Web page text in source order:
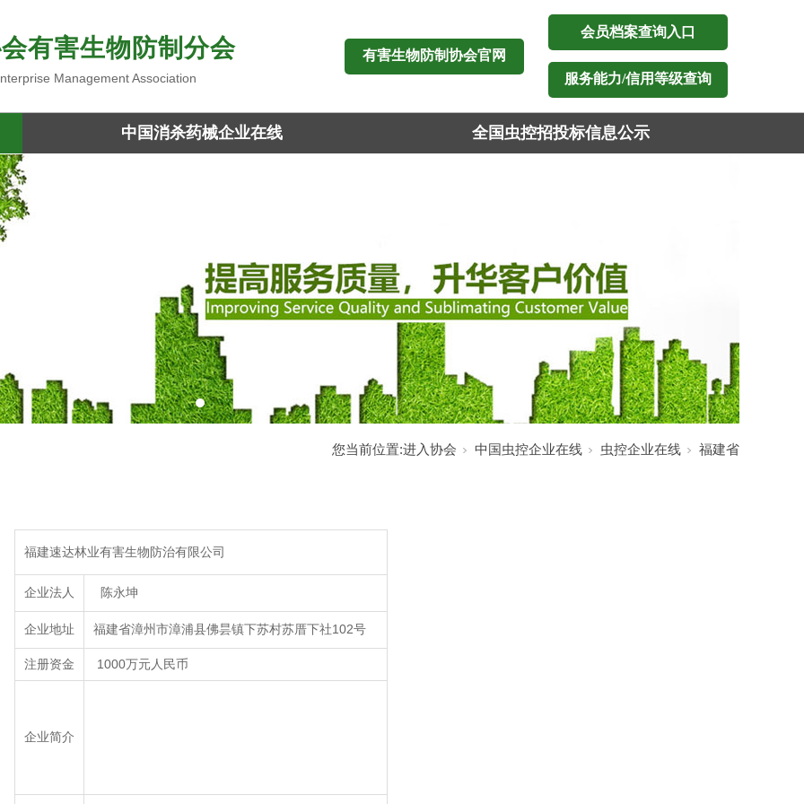
有害生物防制分会 有害生物防制协会官网
Management Association 服务能力/信用等级查询
会员档案查询入口
中国消杀药械企业在线 全国虫控招投标信息公示
您当前位置:进入协会 中国虫控企业在线 虫控企业在线 福建省
福建速达林业有害生物防治有限公司
企业法人 陈永坤
企业地址 福建省漳州市漳浦县佛昙镇下苏村苏厝下社102号
注册资金 1000万元人民币
企业简介